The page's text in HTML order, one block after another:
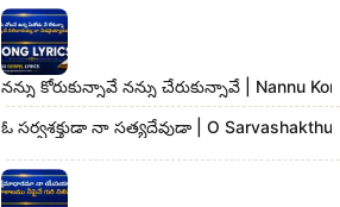
నన్ను కోరుకున్నావే నన్ను చేరుకున్నావే | Nannu
ఓ సర్వశక్తుడా నా సత్యదేవుడా | O